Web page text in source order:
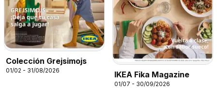
Colección Grejsimojs
01/02 - 31/08/2026 IKEA Fika Magazine
01/07 - 30/09/2026